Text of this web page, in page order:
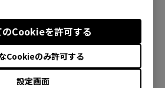
設定画面
Cookieのみ許可する
のCookieを許可する
になりましたか？